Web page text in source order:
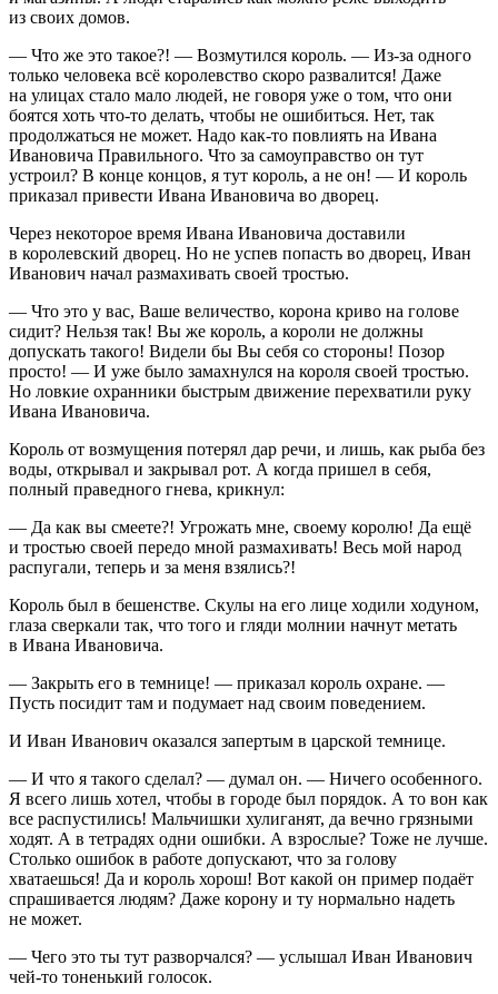
из своих домов.
— Что же это такое?! — Возмутился король. — Из-за одного
только человека всё королевство скоро развалится! Даже
на улицах стало мало людей, не говоря уже о том, что они
боятся хоть что-то делать, чтобы не ошибиться. Нет, так
продолжаться не может. Надо как-то повлиять на Ивана
Ивановича Правильного. Что за самоуправство он тут
устроил? В конце концов, я тут король, а не он! — И король
приказал привести Ивана Ивановича во дворец.
Через некоторое время Ивана Ивановича доставили
в королевский дворец. Но не успев попасть во дворец, Иван
Иванович начал размахивать своей тростью.
— Что это у вас, Ваше величество, корона криво на голове
сидит? Нельзя так! Вы же король, а короли не должны
допускать такого! Видели бы Вы себя со стороны! Позор
просто! — И уже было замахнулся на короля своей тростью.
Но ловкие охранники быстрым движение перехватили руку
Ивана Ивановича.
Король от возмущения потерял дар речи, и лишь, как рыба без
воды, открывал и закрывал рот. А когда пришел в себя,
полный праведного гнева, крикнул:
— Да как вы смеете?! Угрожать мне, своему королю! Да ещё
и тростью своей передо мной размахивать! Весь мой народ
распугали, теперь и за меня взялись?!
Король был в бешенстве. Скулы на его лице ходили ходуном,
глаза сверкали так, что того и гляди молнии начнут метать
в Ивана Ивановича.
— Закрыть его в темнице! — приказал король охране. —
Пусть посидит там и подумает над своим поведением.
И Иван Иванович оказался запертым в царской темнице.
— И что я такого сделал? — думал он. — Ничего особенного.
Я всего лишь хотел, чтобы в городе был порядок. А то вон как
все распустились! Мальчишки хулиганят, да вечно грязными
ходят. А в тетрадях одни ошибки. А взрослые? Тоже не лучше.
Столько ошибок в работе допускают, что за голову
хватаешься! Да и король хорош! Вот какой он пример подаёт
спрашивается людям? Даже корону и ту нормально надеть
не может.
— Чего это ты тут разворчался? — услышал Иван Иванович
чей-то тоненький голосок.